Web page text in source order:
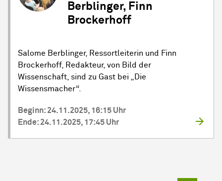
Berblinger, Finn
Brockerhoff
Salome Berblinger, Ressortleiterin und Finn
Brockerhoff, Redakteur, von Bild der
Wissenschaft, sind zu Gast bei „Die
Wissensmacher“.
Beginn: 24.11.2025, 16:15 Uhr
Ende: 24.11.2025, 17:45 Uhr